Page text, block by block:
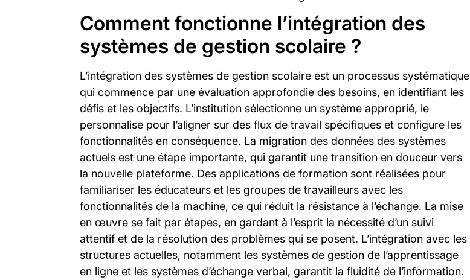
Comment fonctionne l’intégration des
systèmes de gestion scolaire ?
L’intégration des systèmes de gestion scolaire est un processus systématique
qui commence par une évaluation approfondie des besoins, en identifiant les
défis et les objectifs. L’institution sélectionne un système approprié, le
personnalise pour l’aligner sur des flux de travail spécifiques et configure les
fonctionnalités en conséquence. La migration des données des systèmes
actuels est une étape importante, qui garantit une transition en douceur vers
la nouvelle plateforme. Des applications de formation sont réalisées pour
familiariser les éducateurs et les groupes de travailleurs avec les
fonctionnalités de la machine, ce qui réduit la résistance à l’échange. La mise
en œuvre se fait par étapes, en gardant à l’esprit la nécessité d’un suivi
attentif et de la résolution des problèmes qui se posent. L’intégration avec les
structures actuelles, notamment les systèmes de gestion de l’apprentissage
en ligne et les systèmes d’échange verbal, garantit la fluidité de l’information.